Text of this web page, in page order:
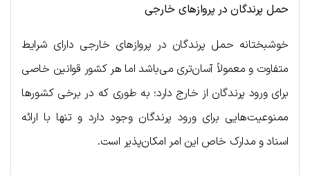
حمل پرندگان در پروازهای خارجی
خوشبختانه حمل پرندگان در پروازهای خارجی دارای شرایط
متفاوت و معمولاً آسان‌تری می‌باشد اما هر کشور قوانین خاصی
برای ورود پرندگان از خارج دارد؛ به طوری که در برخی کشورها
ممنوعیت‌هایی برای ورود پرندگان وجود دارد و تنها با ارائه
اسناد و مدارک خاص این امر امکان‌پذیر است.